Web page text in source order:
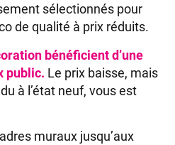
sélectionnés pour
de qualité à prix réduits.
bénéficient d’une
public. Le prix baisse, mais
à l’état neuf, vous est
muraux jusqu’aux